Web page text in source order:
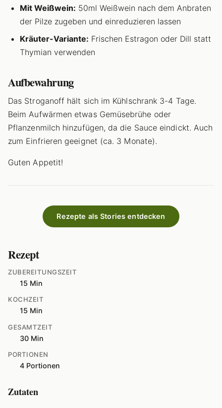
Mit Weißwein: 50ml Weißwein nach dem Anbraten
der Pilze zugeben und einreduzieren lassen
Kräuter-Variante: Frischen Estragon oder Dill statt
Thymian verwenden
Aufbewahrung
Das Stroganoff hält sich im Kühlschrank 3-4 Tage.
Beim Aufwärmen etwas Gemüsebrühe oder
Pflanzenmilch hinzufügen, da die Sauce eindickt. Auch
zum Einfrieren geeignet (ca. 3 Monate).
Guten Appetit!
Rezepte als Stories entdecken
Rezept
ZUBEREITUNGSZEIT
15 Min
KOCHZEIT
15 Min
GESAMTZEIT
30 Min
PORTIONEN
4 Portionen
Zutaten